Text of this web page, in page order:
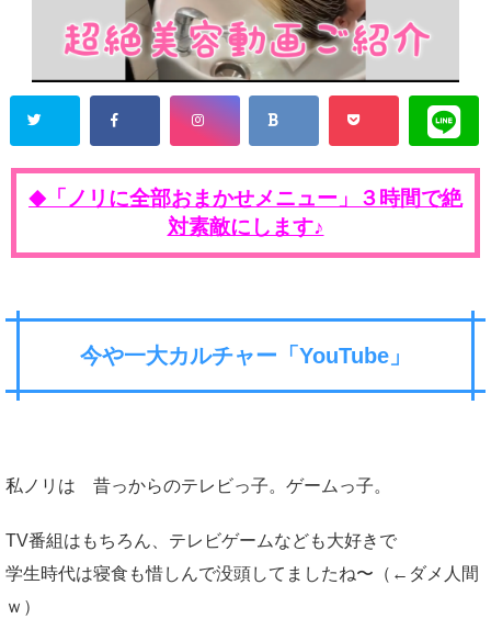
◆
「ノリに全部おまかせメニュー」３時間で絶
対素敵にします♪
今や一大カルチャー「YouTube」
私ノリは 昔っからのテレビっ子。ゲームっ子。
TV番組はもちろん、テレビゲームなども大好きで
学生時代は寝食も惜しんで没頭してましたね〜（←ダメ人間
ｗ）